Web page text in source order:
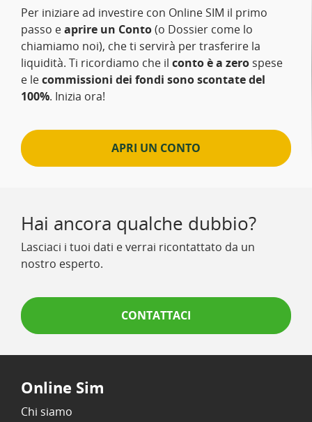
Per iniziare ad investire con Online SIM il primo
passo eaprire un Conto(o Dossier come lo
chiamiamo noi), che ti servirà per trasferire la
liquidità. Ti ricordiamo che il conto è a zero spese
e lecommissioni dei fondi sono scontate del
100%. Inizia ora!
APRI UN CONTO
Hai ancora qualche dubbio?
Lasciaci i tuoi dati e verrai ricontattato da un
nostro esperto.
CONTATTACI
Online Sim
Chi siamo